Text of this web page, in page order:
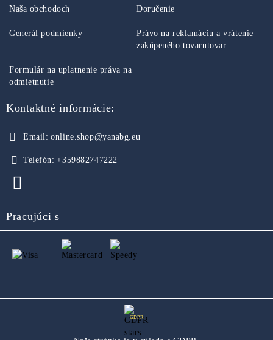
Naša obchodoch
Generál podmienky
Doručenie
Právo na reklamáciu a vrátenie
zakúpeného tovarutovar
Formulár na uplatnenie práva na
odmietnutie
Kontaktné informácie:
Email: online.shop@yanabg.eu
Telefón: +359882747222
Pracujúci s
GDPR